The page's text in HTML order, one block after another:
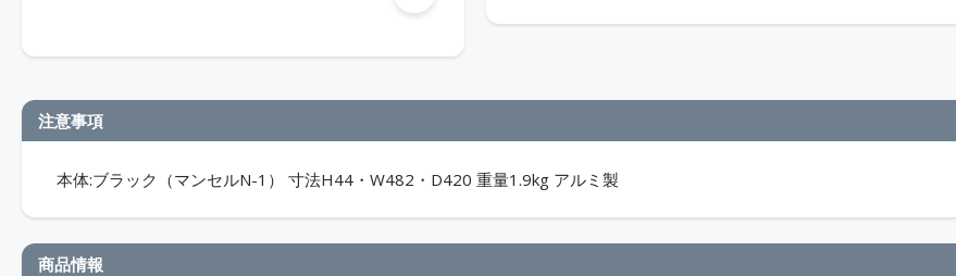
注意事項
本体:ブラック（マンセルN-1） 寸法H44・W482・D420 重量1.9kg アルミ製
商品情報